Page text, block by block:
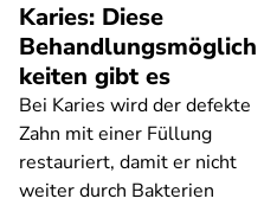
Karies: Diese
Behandlungsmöglich
keiten gibt es
Bei Karies wird der defekte
Zahn mit einer Füllung
restauriert, damit er nicht
weiter durch Bakterien